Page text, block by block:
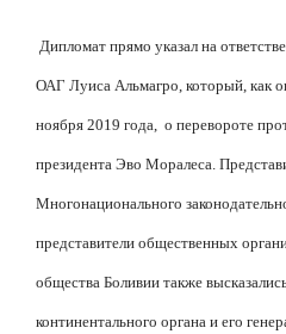
Дипломат прямо указал на
ОАГ Луиса Альмагро, который, как
ноября 2019 года, о перевороте
президента Эво Моралеса.
Многонационального
представители общественных
общества Боливии также
континентального органа и его